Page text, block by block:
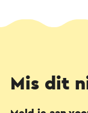
Mis dit